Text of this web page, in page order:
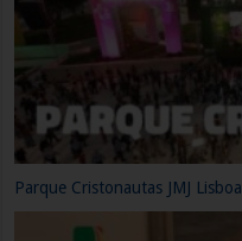
Parque Cristonautas JMJ